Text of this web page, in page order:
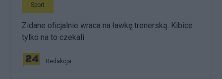
Sport
Zidane oficjalnie wraca na ławkę trenerską. Kibice
tylko na to czekali
Redakcja